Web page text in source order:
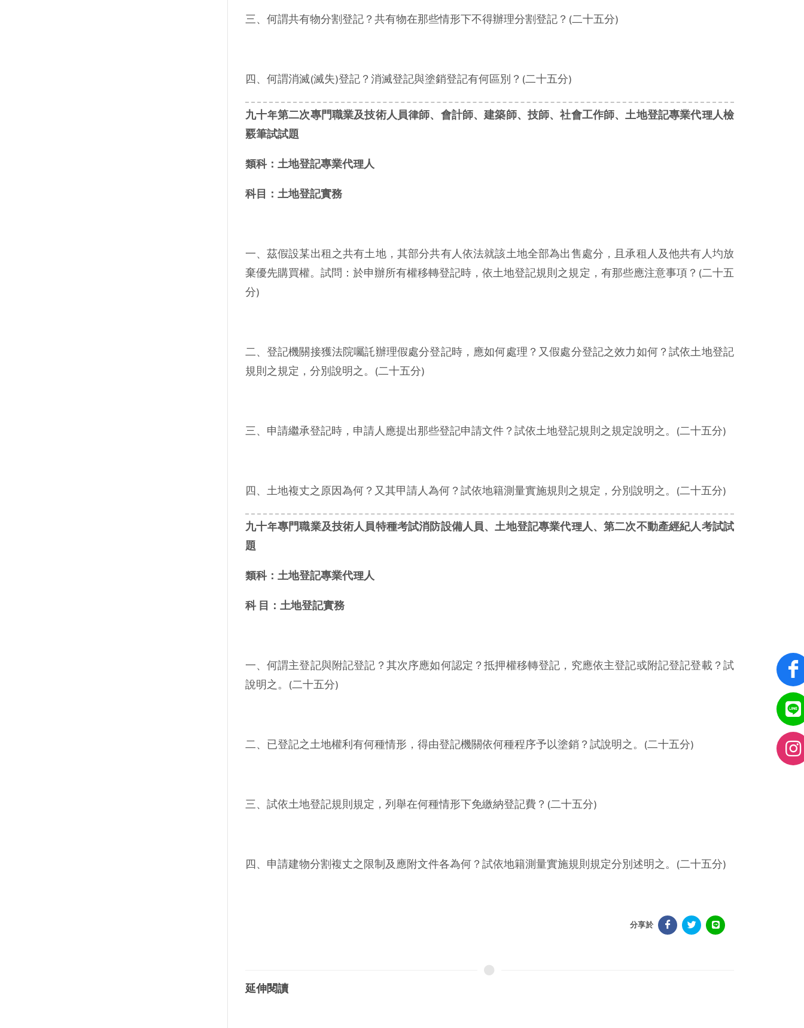
三、何謂共有物分割登記？共有物在那些情形下不得辦理分割登記？(二十五分)
四、何謂消滅(滅失)登記？消滅登記與塗銷登記有何區別？(二十五分)
九十年第二次專門職業及技術人員律師、會計師、建築師、技師、社會工作師、土地登記專業代理人檢
覈筆試試題
類科：土地登記專業代理人
科目：土地登記實務
一、茲假設某出租之共有土地，其部分共有人依法就該土地全部為出售處分，且承租人及他共有人圴放
棄優先購買權。試問：於申辦所有權移轉登記時，依土地登記規則之規定，有那些應注意事項？(二十五
分)
二、登記機關接獲法院囑託辦理假處分登記時，應如何處理？又假處分登記之效力如何？試依土地登記
規則之規定，分別說明之。(二十五分)
三、申請繼承登記時，申請人應提出那些登記申請文件？試依土地登記規則之規定說明之。(二十五分)
四、土地複丈之原因為何？又其甲請人為何？試依地籍測量實施規則之規定，分別說明之。(二十五分)
九十年專門職業及技術人員特種考試消防設備人員、土地登記專業代理人、第二次不動產經紀人考試試
題
類科：土地登記專業代理人
科 目：土地登記實務
一、何謂主登記與附記登記？其次序應如何認定？抵押權移轉登記，究應依主登記或附記登記登載？試
說明之。(二十五分)
二、已登記之土地權利有何種情形，得由登記機關依何種程序予以塗銷？試說明之。(二十五分)
三、試依土地登記規則規定，列舉在何種情形下免繳納登記費？(二十五分)
四、申請建物分割複丈之限制及應附文件各為何？試依地籍測量實施規則規定分別述明之。(二十五分)
分享於
延伸閱讀